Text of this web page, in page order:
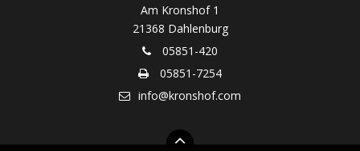
Am Kronshof 1
21368 Dahlenburg
05851-420
05851-7254
info@kronshof.com